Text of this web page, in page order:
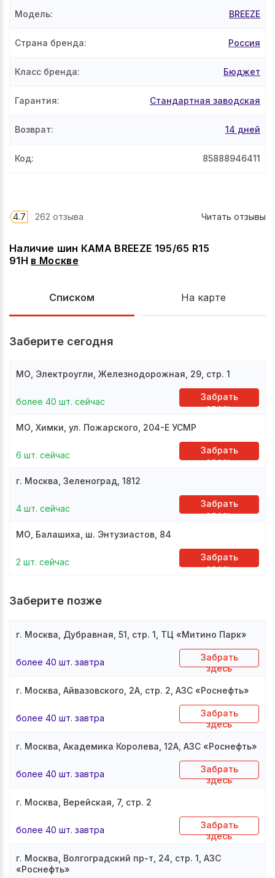
Наличие шин КАМА BREEZE 195/65 R15
91H в Москве
Списком На карте
Заберите сегодня
МО, Электроугли, Железнодорожная, 29, стр. 1
более 40 шт. сейчас
Забрать
здесь
МО, Химки, ул. Пожарского, 204-Е УСМР
6 шт. сейчас
Забрать
здесь
г. Москва, Зеленоград, 1812
4 шт. сейчас
Забрать
здесь
МО, Балашиха, ш. Энтузиастов, 84
2 шт. сейчас
Забрать
здесь
Заберите позже
г. Москва, Дубравная, 51, стр. 1, ТЦ «Митино Парк»
более 40 шт. завтра
Забрать
здесь
г. Москва, Айвазовского, 2А, стр. 2, АЗС «Роснефть»
более 40 шт. завтра
Забрать
здесь
г. Москва, Академика Королева, 12А, АЗС «Роснефть»
более 40 шт. завтра
Забрать
здесь
г. Москва, Верейская, 7, стр. 2
более 40 шт. завтра
Забрать
здесь
г. Москва, Волгоградский пр-т, 24, стр. 1, АЗС
«Роснефть»
Модель: BREEZE
Страна бренда: Россия
Класс бренда: Бюджет
Гарантия: Стандартная заводская
Возврат: 14 дней
Код: 85888946411
4.7 262 отзыва Читать отзывы